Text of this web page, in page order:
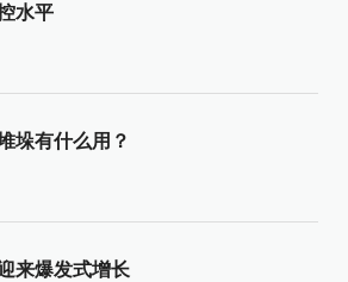
水平
垛有什么用？
来爆发式增长